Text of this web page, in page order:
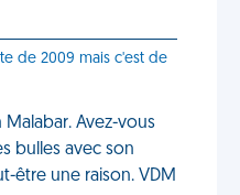
de 2009 mais c'est de
Avez-vous
bulles avec son
être une raison. VDM